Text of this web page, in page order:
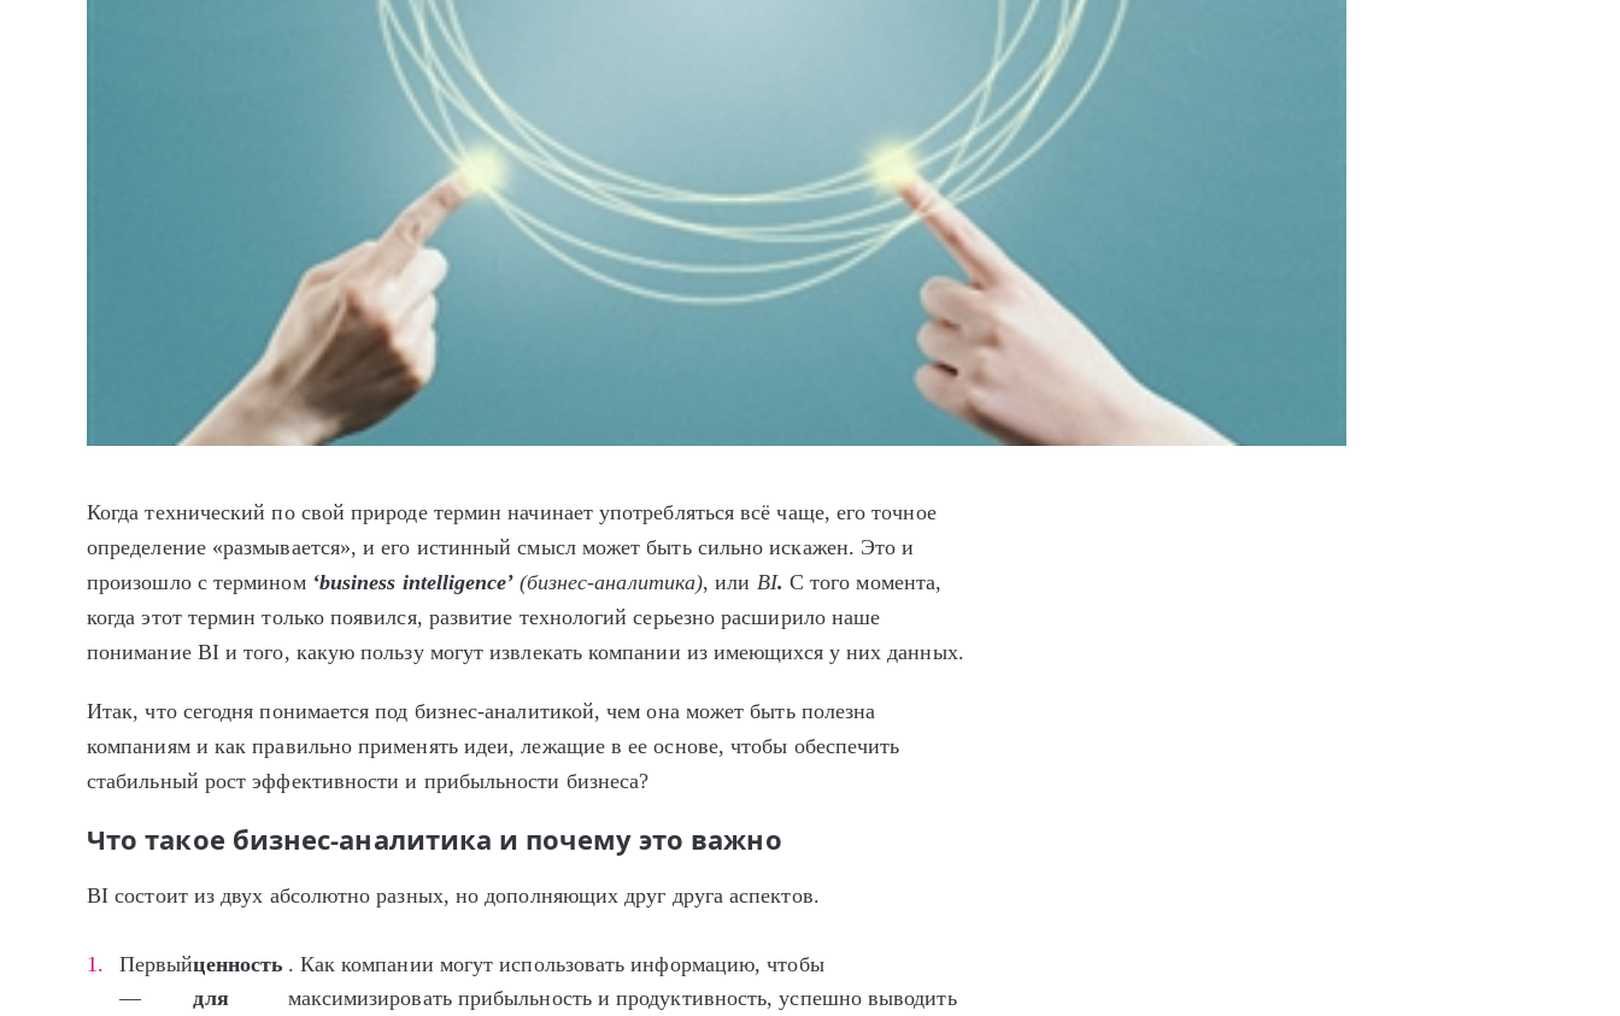
Когда технический по свой природе термин начинает употребляться всё чаще, его точное
определение «размывается», и его истинный смысл может быть сильно искажен. Это и
произошло с термином ‘business intelligence’ (бизнес-аналитика), или BI. С того момента,
когда этот термин только появился, развитие технологий серьезно расширило наше
понимание BI и того, какую пользу могут извлекать компании из имеющихся у них данных.
Итак, что сегодня понимается под бизнес-аналитикой, чем она может быть полезна
компаниям и как правильно применять идеи, лежащие в ее основе, чтобы обеспечить
стабильный рост эффективности и прибыльности бизнеса?
Что такое бизнес-аналитика и почему это важно
BI состоит из двух абсолютно разных, но дополняющих друг друга аспектов.
Первый
—
ценность
для
. Как компании могут использовать информацию, чтобы
максимизировать прибыльность и продуктивность, успешно выводить